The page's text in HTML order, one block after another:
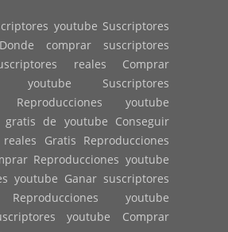
youtube Suscriptores
comprar suscriptores
reales Comprar
youtube Suscriptores
Reproducciones youtube
gratis de youtube Conseguir
Gratis Reproducciones
Reproducciones youtube
youtube Ganar suscriptores
youtube
youtube Comprar